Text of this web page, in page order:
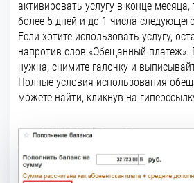
активировать услугу в конце месяца,
более 5 дней и до 1 числа
Если хотите использовать услугу,
напротив слов «Обещанный платеж».
нужна, снимите галочку и
Полные условия использования
можете найти, кликнув на